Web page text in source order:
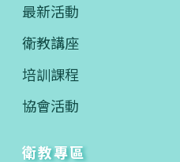
最新活動
衛教講座
培訓課程
協會活動
衛教專區